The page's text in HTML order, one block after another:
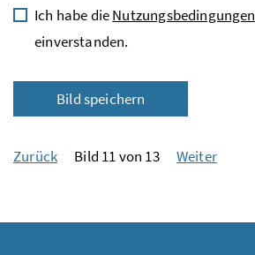
Ich habe dieNutzungsbedingungen
einverstanden.
Bild speichern
Zurück Bild 11 von 13 Weiter